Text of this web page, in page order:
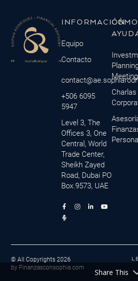
INFORMACIÓN
Equipo
Contacto
+506 6095
5947
Level 3, The
Offices 3, One
Central, World
Trade Center,
Sheikh Zayed
Road, Dubai PO
Box.9573, UAE
F
a
c
e
k
f
I
n
a
L
i
n
Y
o
M
i
c
r
o
e
-
a
CÓMO
Meeting
Charlas
© All Copyrights 2026
by Finanzasconsophia.com
Share This